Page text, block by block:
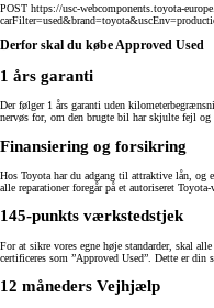
POST https://usc-webcomponents.toyota-
Derfor skal du købe Approved Used
1 års garanti
Der følger 1 års garanti uden
nervøs for, om den brugte bil har skjulte fejl og
Finansiering og forsikring
Hos Toyota har du adgang til attraktive lån, og
alle reparationer foregår på et autoriseret Toyota-
145-punkts værkstedstjek
For at sikre vores egne høje standarder, skal
certificeres som ”Approved Used”. Dette er
12 måneders Vejhjælp